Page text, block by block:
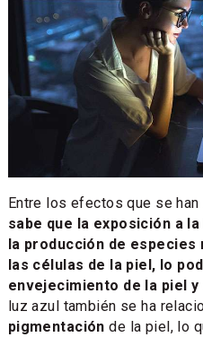
Entre los efectos que se han
sabe que la exposición a
la producción de
las células de la piel, lo
envejecimiento de la piel
luz azul también se ha
pigmentación de la piel, lo